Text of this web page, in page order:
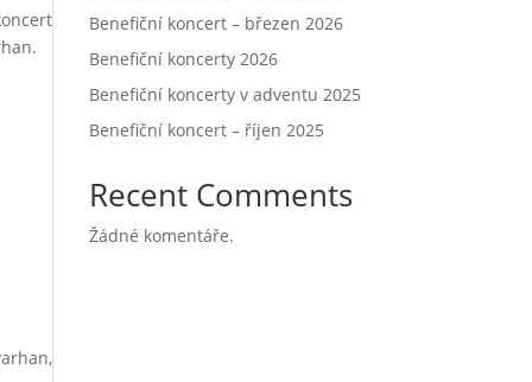
Benefiční koncert – březen 2026
Benefiční koncerty 2026
Benefiční koncerty v adventu 2025
Benefiční koncert – říjen 2025
Recent Comments
Žádné komentáře.